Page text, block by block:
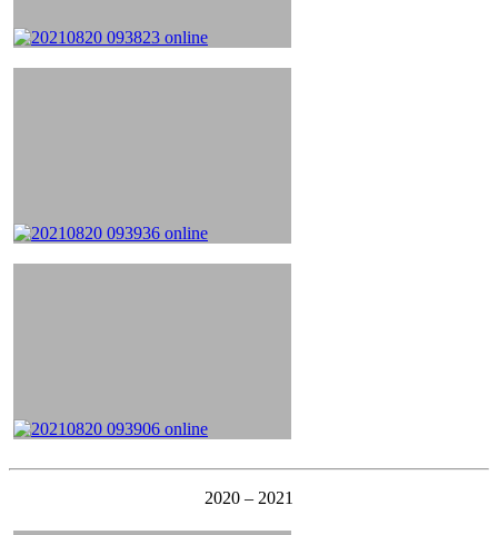
2020 – 2021